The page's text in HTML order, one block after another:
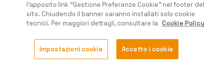
l'apposito link "Gestione Preferenze Cookie" nel footer del
sito. Chiudendo il banner saranno installati solo cookie
tecnici. Per maggiori dettagli, consultare la Cookie Policy
Impostazioni cookie Accetto i cookie